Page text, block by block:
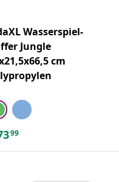
Wasserspiel-
Jungle
cm
99